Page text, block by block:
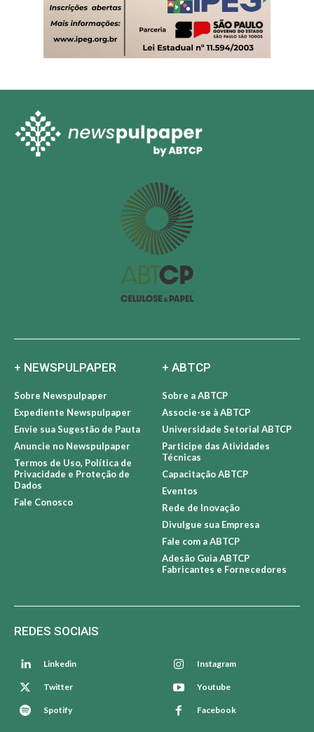
+ NEWSPULPAPER
Sobre Newspulpaper
Expediente Newspulpaper
Envie sua Sugestão de Pauta
Anuncie no Newspulpaper
Termos de Uso, Política de
Privacidade e Proteção de
Dados
Fale Conosco
+ ABTCP
Sobre a ABTCP
Associe-se à ABTCP
Universidade Setorial ABTCP
Participe das Atividades
Técnicas
Capacitação ABTCP
Eventos
Rede de Inovação
Divulgue sua Empresa
Fale com a ABTCP
Adesão Guia ABTCP
Fabricantes e Fornecedores
REDES SOCIAIS
Linkedin Instagram
Twitter Youtube
Spotify Facebook